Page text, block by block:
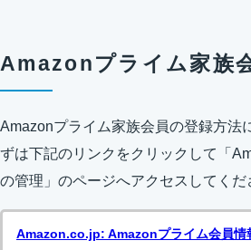
Amazonプライム家族
Amazonプライム家族会員の登録方法
ずは下記のリンクをクリックして「
の管理」のページへアクセスしてくだ
Amazon.co.jp: Amazonプライム会員情